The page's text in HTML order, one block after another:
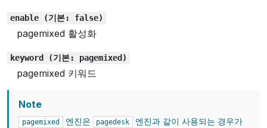
enable (기본: false)
pagemixed 활성화
keyword (기본: pagemixed)
pagemixed 키워드
Note
pagemixed 엔진은 pagedesk
엔진과 같이 사용되는 경우가